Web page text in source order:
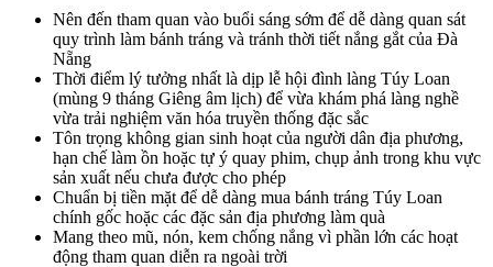
Nên đến tham quan vào buổi sáng sớm để dễ dàng quan sát
quy trình làm bánh tráng và tránh thời tiết nắng gắt của Đà
Nẵng
Thời điểm lý tưởng nhất là dịp lễ hội đình làng Túy Loan
(mùng 9 tháng Giêng âm lịch) để vừa khám phá làng nghề
vừa trải nghiệm văn hóa truyền thống đặc sắc
Tôn trọng không gian sinh hoạt của người dân địa phương,
hạn chế làm ồn hoặc tự ý quay phim, chụp ảnh trong khu vực
sản xuất nếu chưa được cho phép
Chuẩn bị tiền mặt để dễ dàng mua bánh tráng Túy Loan
chính gốc hoặc các đặc sản địa phương làm quà
Mang theo mũ, nón, kem chống nắng vì phần lớn các hoạt
động tham quan diễn ra ngoài trời